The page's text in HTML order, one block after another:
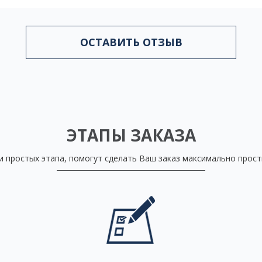
ОСТАВИТЬ ОТЗЫВ
ЭТАПЫ ЗАКАЗА
простых этапа, помогут сделать Ваш заказ максимально